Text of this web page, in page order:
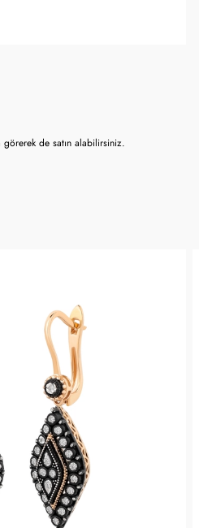
görerek de satın alabilirsiniz.